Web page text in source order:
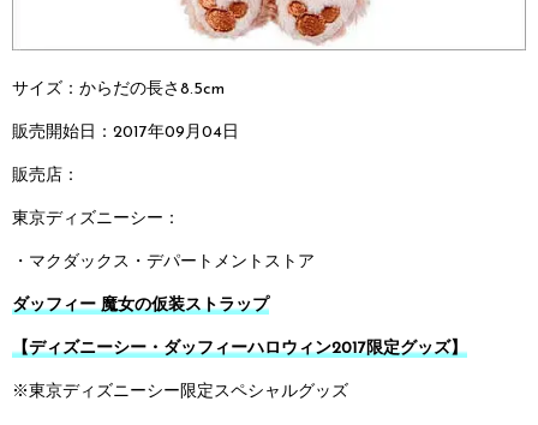
サイズ：からだの長さ8.5cm
販売開始日：2017年09月04日
販売店：
東京ディズニーシー：
・マクダックス・デパートメントストア
ダッフィー 魔女の仮装ストラップ
【ディズニーシー・ダッフィーハロウィン2017限定グッズ】
※東京ディズニーシー限定スペシャルグッズ